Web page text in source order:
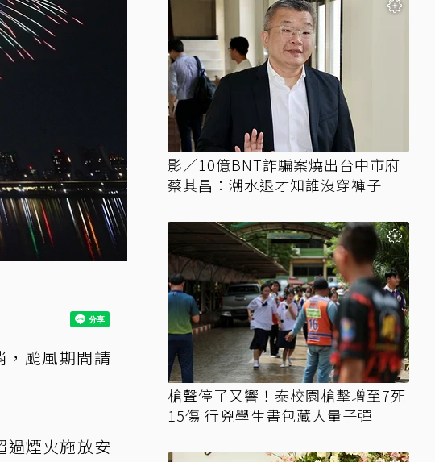
，颱風期間請
過煙火施放安
影／10億BNT詐騙案燒出台中市府
蔡其昌：潮水退才知誰沒穿褲子
槍聲停了又響！泰校園槍擊增至7死
15傷 行兇學生書包藏大量子彈